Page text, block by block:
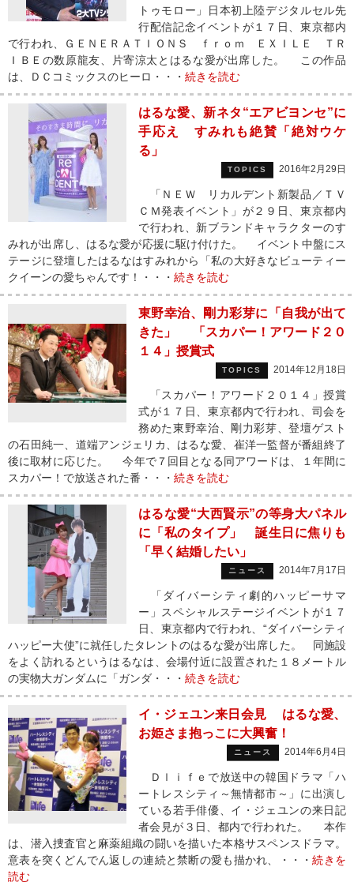
トゥモロー」日本初上陸デジタルセル先
行配信記念イベントが１７日、東京都内
で行われ、ＧＥＮＥＲＡＴＩＯＮＳ ｆｒｏｍ ＥＸＩＬＥ ＴＲ
ＩＢＥの数原龍友、片寄涼太とはるな愛が出席した。 この作品
は、ＤＣコミックスのヒーロ・・・ 続きを読む
はるな愛、新ネタ“エアビヨンセ”に
手応え すみれも絶賛「絶対ウケ
る」
TOPICS 2016年2月29日
「ＮＥＷ リカルデント新製品／ＴＶ
ＣＭ発表イベント」が２９日、東京都内
で行われ、新ブランドキャラクターのす
みれが出席し、はるな愛が応援に駆け付けた。 イベント中盤にス
テージに登壇したはるなはすみれから「私の大好きなビューティー
クイーンの愛ちゃんです！・・・ 続きを読む
東野幸治、剛力彩芽に「自我が出て
きた」 「スカパー！アワード２０
１４」授賞式
TOPICS 2014年12月18日
「スカパー！アワード２０１４」授賞
式が１７日、東京都内で行われ、司会を
務めた東野幸治、剛力彩芽、登壇ゲスト
の石田純一、道端アンジェリカ、はるな愛、崔洋一監督が番組終了
後に取材に応じた。 今年で７回目となる同アワードは、１年間に
スカパー！で放送された番・・・ 続きを読む
はるな愛“大西賢示”の等身大パネル
に「私のタイプ」 誕生日に焦りも
「早く結婚したい」
ニュース 2014年7月17日
「ダイバーシティ劇的ハッピーサマ
ー」スペシャルステージイベントが１７
日、東京都内で行われ、“ダイバーシティ
ハッピー大使”に就任したタレントのはるな愛が出席した。 同施設
をよく訪れるというはるなは、会場付近に設置された１８メートル
の実物大ガンダムに「ガンダ・・・ 続きを読む
イ・ジェユン来日会見 はるな愛、
お姫さま抱っこに大興奮！
ニュース 2014年6月4日
Ｄｌｉｆｅで放送中の韓国ドラマ「ハ
ートレスシティ～無情都市～」に出演し
ている若手俳優、イ・ジェユンの来日記
者会見が３日、都内で行われた。 本作
は、潜入捜査官と麻薬組織の闘いを描いた本格サスペンスドラマ。
意表を突くどんでん返しの連続と禁断の愛も描かれ、・・・続きを
読む